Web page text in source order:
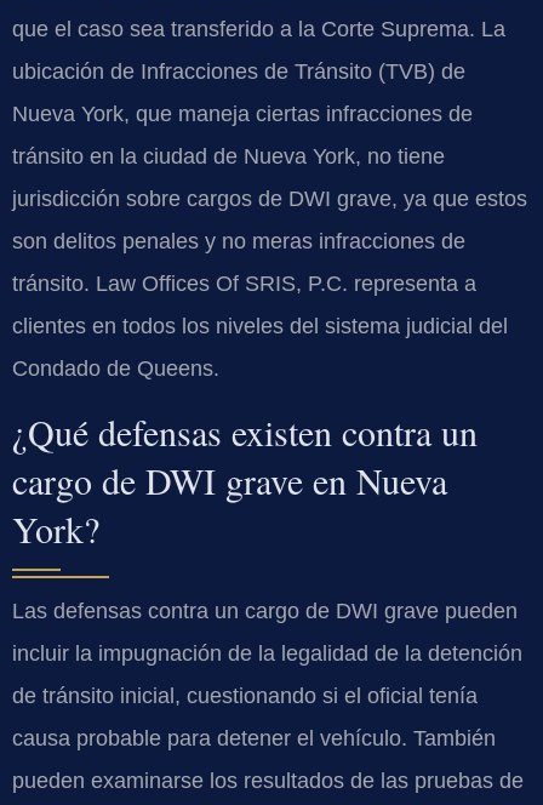
que el caso sea transferido a la Corte Suprema. La
ubicación de Infracciones de Tránsito (TVB) de
Nueva York, que maneja ciertas infracciones de
tránsito en la ciudad de Nueva York, no tiene
jurisdicción sobre cargos de DWI grave, ya que estos
son delitos penales y no meras infracciones de
tránsito. Law Offices Of SRIS, P.C. representa a
clientes en todos los niveles del sistema judicial del
Condado de Queens.
¿Qué defensas existen contra un
cargo de DWI grave en Nueva
York?
Las defensas contra un cargo de DWI grave pueden
incluir la impugnación de la legalidad de la detención
de tránsito inicial, cuestionando si el oficial tenía
causa probable para detener el vehículo. También
pueden examinarse los resultados de las pruebas de